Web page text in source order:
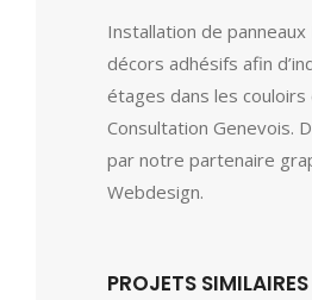
Installation de
décors adhésifs afin
étages dans les couloirs
Consultation Genevois.
par notre partenaire
Webdesign.
PROJETS SIMILAIRES